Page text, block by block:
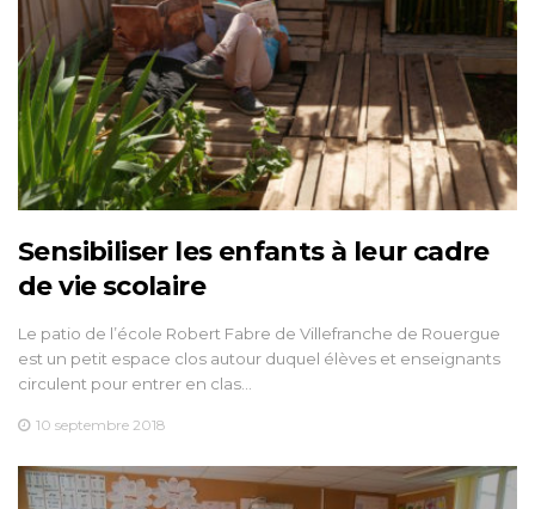
Sensibiliser les enfants à leur cadre
de vie scolaire
Le patio de l’école Robert Fabre de Villefranche de Rouergue
est un petit espace clos autour duquel élèves et enseignants
circulent pour entrer en clas…
10 septembre 2018